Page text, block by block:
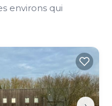
environs qui